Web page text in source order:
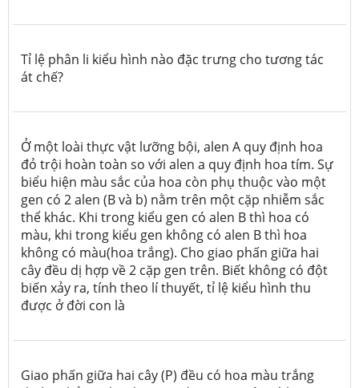
Tỉ lệ phân li kiểu hình nào đặc trưng cho tương tác
át chế?
Ở một loài thực vật lưỡng bội, alen A quy định hoa
đỏ trội hoàn toàn so với alen a quy định hoa tím. Sự
biểu hiện màu sắc của hoa còn phụ thuộc vào một
gen có 2 alen (B và b) nằm trên một cặp nhiễm sắc
thể khác. Khi trong kiểu gen có alen B thì hoa có
màu, khi trong kiểu gen không có alen B thì hoa
không có màu(hoa trắng). Cho giao phấn giữa hai
cây đều dị hợp về 2 cặp gen trên. Biết không có đột
biến xảy ra, tính theo lí thuyết, tỉ lệ kiểu hình thu
được ở đời con là
Giao phấn giữa hai cây (P) đều có hoa màu trắng